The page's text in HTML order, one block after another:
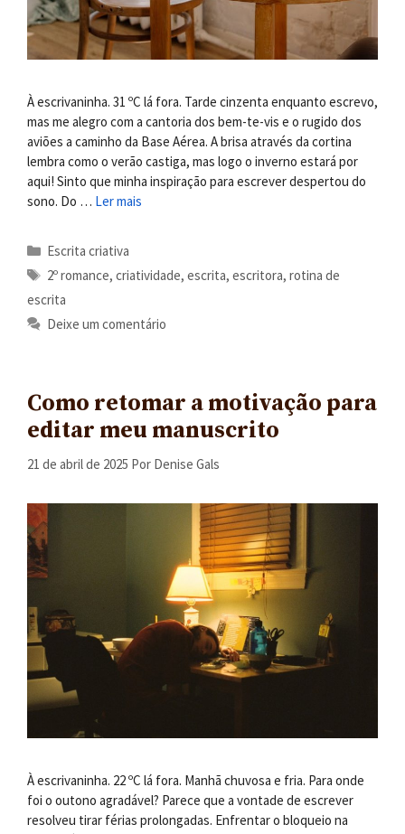
À escrivaninha. 31 ºC lá fora. Tarde cinzenta enquanto escrevo,
mas me alegro com a cantoria dos bem-te-vis e o rugido dos
aviões a caminho da Base Aérea. A brisa através da cortina
lembra como o verão castiga, mas logo o inverno estará por
aqui! Sinto que minha inspiração para escrever despertou do
sono. Do … Ler mais
Categorias
Escrita criativa
Tags
2º romance, criatividade, escrita, escritora, rotina de
escrita
Deixe um comentário
Como retomar a motivação para
editar meu manuscrito
21 de abril de 2025 Por Denise Gals
À escrivaninha. 22 ºC lá fora. Manhã chuvosa e fria. Para onde
foi o outono agradável? Parece que a vontade de escrever
resolveu tirar férias prolongadas. Enfrentar o bloqueio na